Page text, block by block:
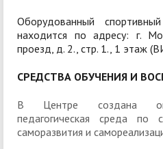
Оборудованный
находится по адресу: г.
проезд, д. 2., стр. 1., 1 этаж
СРЕДСТВА ОБУЧЕНИЯ И
В Центре создана
педагогическая среда по
саморазвития и